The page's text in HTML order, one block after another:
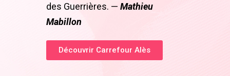
des Guerrières. — Mathieu
Mabillon
Découvrir Carrefour Alès